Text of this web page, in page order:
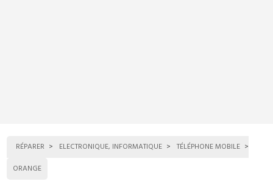
RÉPARER ELECTRONIQUE, INFORMATIQUE
TÉLÉPHONE MOBILE
ORANGE